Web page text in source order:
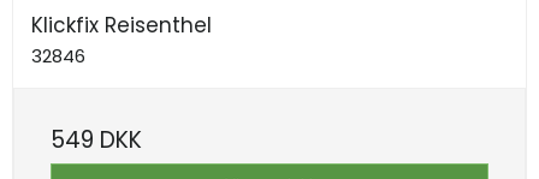
Klickfix Reisenthel
32846
549 DKK